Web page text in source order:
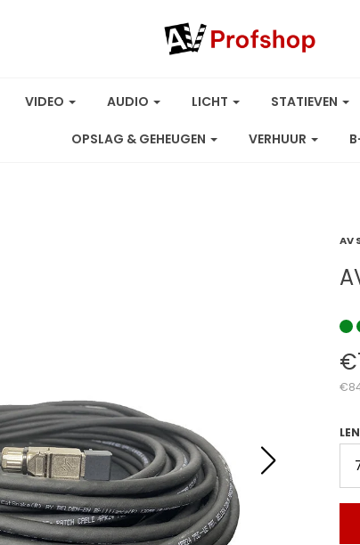
VIDEO AUDIO LICHT STATIEVEN
OPSLAG & GEHEUGEN VERHUUR
AV